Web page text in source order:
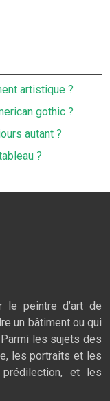
artistique ?
gothic ?
autant ?
?
le peintre d’art de
un bâtiment ou qui
les sujets des
les portraits et les
et les